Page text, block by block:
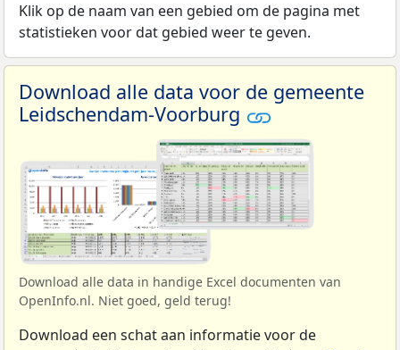
Klik op de naam van een gebied om de pagina met
statistieken voor dat gebied weer te geven.
Download alle data voor de gemeente
Leidschendam-Voorburg
Download alle data in handige Excel documenten van
OpenInfo.nl. Niet goed, geld terug!
Download een schat aan informatie voor de